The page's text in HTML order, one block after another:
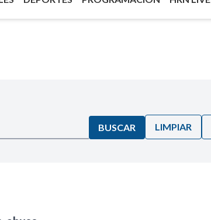
BUSCAR LIMPIAR